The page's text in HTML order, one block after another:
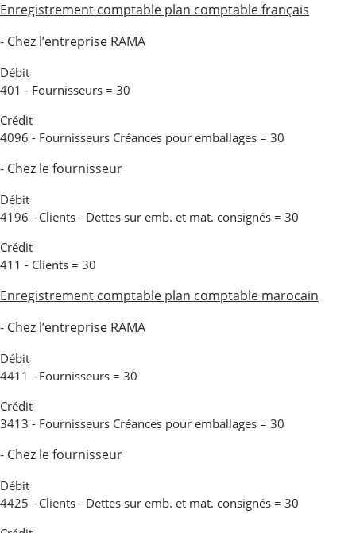
Enregistrement comptable plan comptable français
- Chez l’entreprise RAMA
Débit
401 - Fournisseurs = 30
Crédit
4096 - Fournisseurs Créances pour emballages = 30
- Chez le fournisseur
Débit
4196 - Clients - Dettes sur emb. et mat. consignés = 30
Crédit
411 - Clients = 30
Enregistrement comptable plan comptable marocain
- Chez l’entreprise RAMA
Débit
4411 - Fournisseurs = 30
Crédit
3413 - Fournisseurs Créances pour emballages = 30
- Chez le fournisseur
Débit
4425 - Clients - Dettes sur emb. et mat. consignés = 30